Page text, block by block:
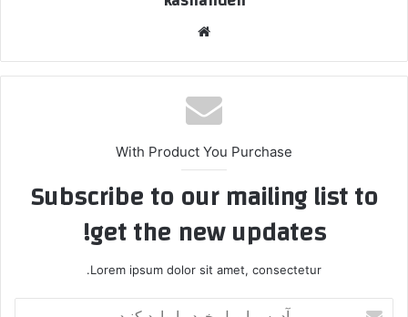
With Product You Purchase
Subscribe to our mailing list to
get the new updates!
Lorem ipsum dolor sit amet, consectetur.